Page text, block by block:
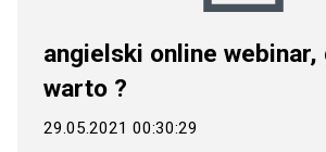
angielski online webinar,
warto ?
29.05.2021 00:30:29